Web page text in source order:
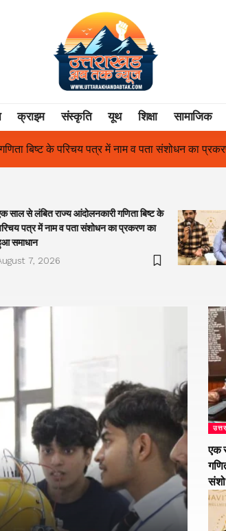
क्राइम संस्कृति यूथ शिक्षा सामाजिक
का प्रकरण का हुआ समाधान उत्तराखंड में पहली
साल से लंबित राज्य आंदोलनकारी गणिता बिष्ट के
पत्र में नाम व पता संशोधन का प्रकरण का
समाधान
7, 2026
एक